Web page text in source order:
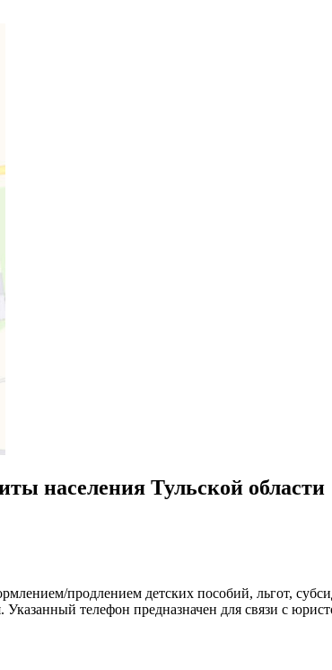
населения Тульской области
продлением детских пособий, льгот,
телефон предназначен для связи с